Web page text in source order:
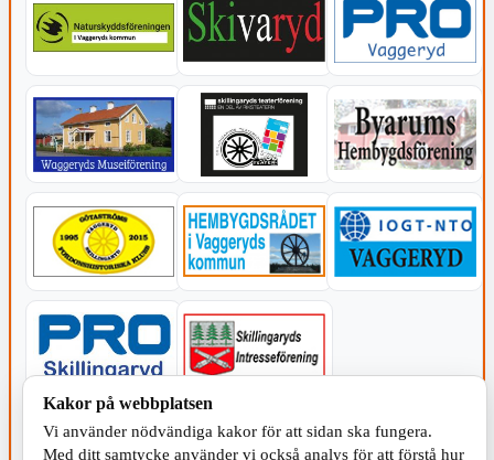
KOMMUNEN
Kakor på webbplatsen
Vi använder nödvändiga kakor för att sidan ska fungera.
Med ditt samtycke använder vi också analys för att förstå hur